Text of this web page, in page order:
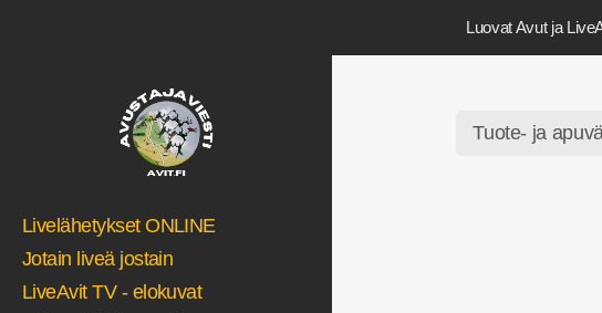
Luovat Avut ja
Livelähetykset ONLINE
Jotain liveä jostain
LiveAvit TV - elokuvat
Tuote- ja